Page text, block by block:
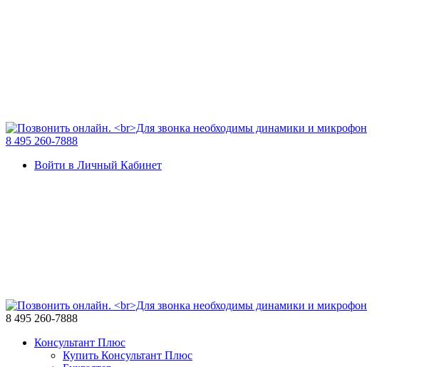
8 495 260-7888
Войти в Личный Кабинет
8 495 260-7888
Консультант Плюс
Купить Консультант Плюс